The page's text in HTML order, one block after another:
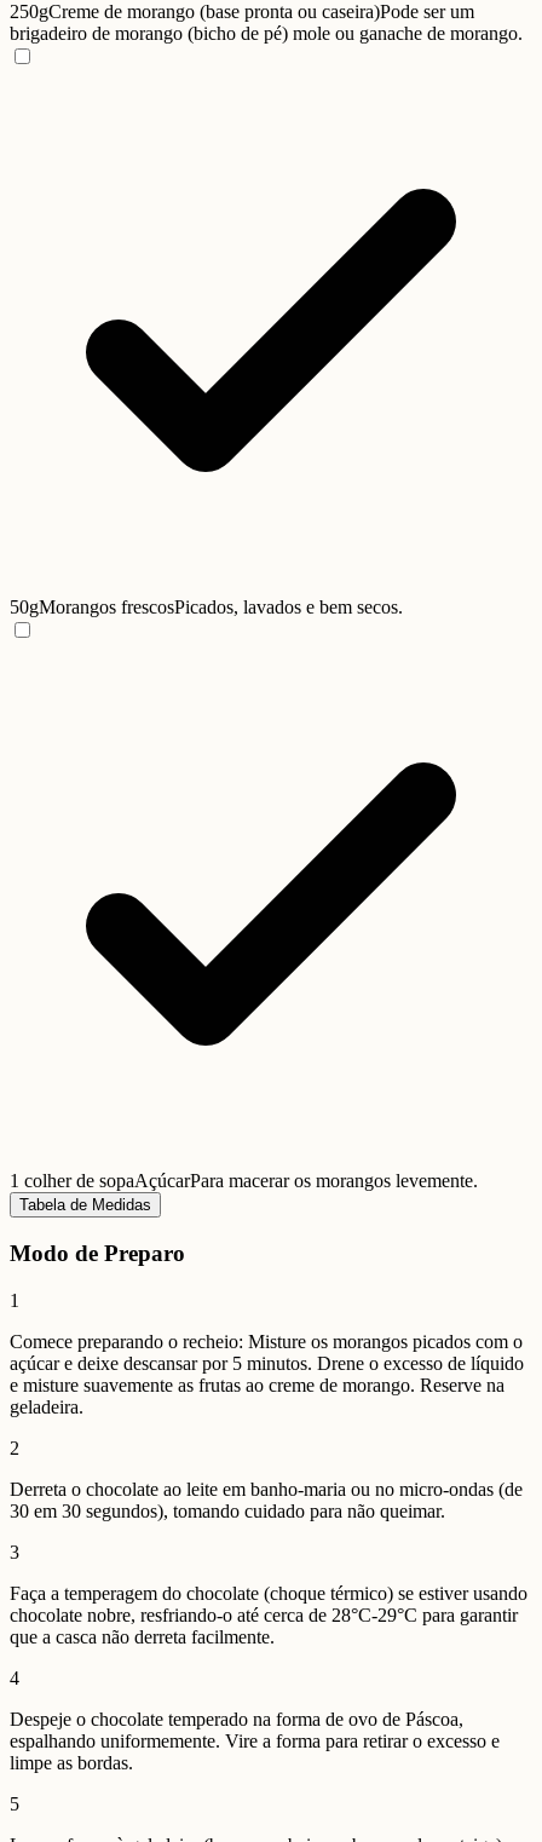
250gCreme de morango (base pronta ou caseira)Pode ser um
brigadeiro de morango (bicho de pé) mole ou ganache de morango.
50gMorangos frescosPicados, lavados e bem secos.
1 colher de sopaAçúcarPara macerar os morangos levemente.
Tabela de Medidas
Modo de Preparo
1
Comece preparando o recheio: Misture os morangos picados com o
açúcar e deixe descansar por 5 minutos. Drene o excesso de líquido
e misture suavemente as frutas ao creme de morango. Reserve na
geladeira.
2
Derreta o chocolate ao leite em banho-maria ou no micro-ondas (de
30 em 30 segundos), tomando cuidado para não queimar.
3
Faça a temperagem do chocolate (choque térmico) se estiver usando
chocolate nobre, resfriando-o até cerca de 28°C-29°C para garantir
que a casca não derreta facilmente.
4
Despeje o chocolate temperado na forma de ovo de Páscoa,
espalhando uniformemente. Vire a forma para retirar o excesso e
limpe as bordas.
5